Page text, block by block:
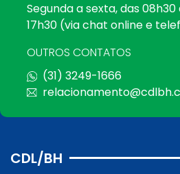
Segunda a sexta, das 08h30
17h30 (via chat online e
OUTROS CONTATOS
(31) 3249-1666
CDL/BH